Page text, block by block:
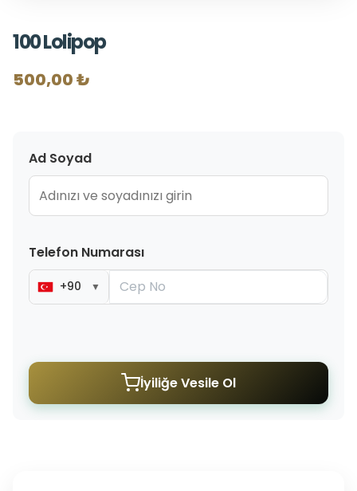
100 Lolipop
500,00 ₺
Ad Soyad
Telefon Numarası
+90 ▼
İyiliğe Vesile Ol